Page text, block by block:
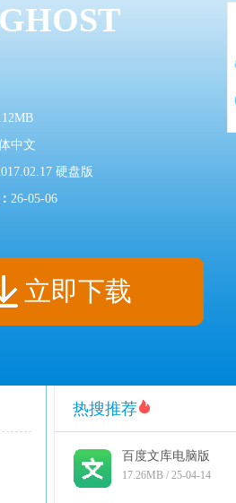
中文
硬盘版
26-05-06
立即下载
热搜推荐
百度文库电脑版
17.26MB / 25-04-14